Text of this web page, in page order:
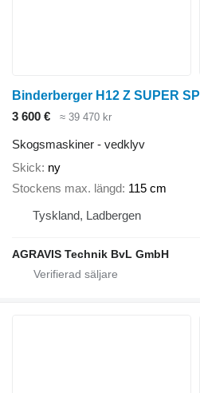
Binderberger H12 Z SUPER
3 600 €
≈ 39 470 kr
Skogsmaskiner - vedklyv
Skick ny
Stockens max. längd 115 cm
Tyskland, Ladbergen
AGRAVIS Technik BvL GmbH